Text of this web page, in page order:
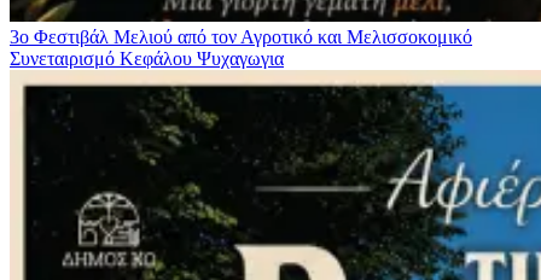
3ο Φεστιβάλ Μελιού από τον Αγροτικό και Μελισσοκομικό
Συνεταιρισμό Κεφάλου Ψυχαγωγια